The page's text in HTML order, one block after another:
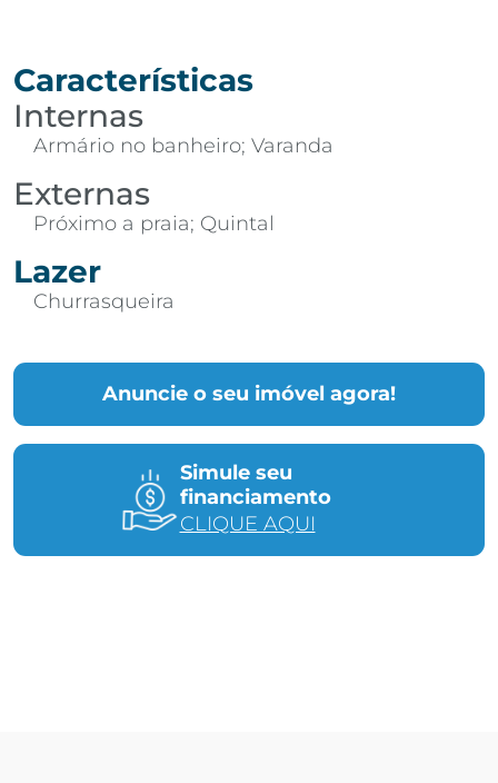
Anuncie o seu imóvel agora!
Simule seu
financiamento
CLIQUE AQUI
Características
Internas
Armário no banheiro; Varanda
Externas
Próximo a praia; Quintal
Lazer
Churrasqueira